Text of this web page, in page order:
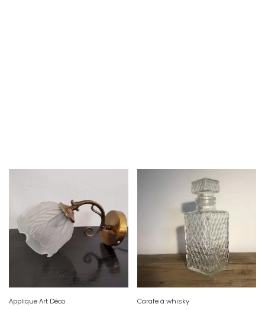
Applique Art Déco Carafe à whisky